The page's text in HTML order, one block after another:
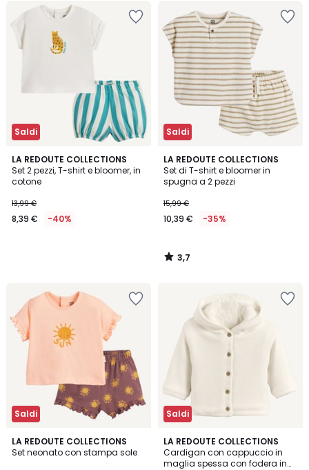
Saldi
LA REDOUTE COLLECTIONS
Set 2 pezzi, T-shirt e bloomer, in
cotone
13,99 €
8,39 € -40%
Saldi
LA REDOUTE COLLECTIONS
Set di T-shirt e bloomer in
spugna a 2 pezzi
15,99 €
10,39 € -35%
3,7
/ 5
3,7
/
Saldi
LA REDOUTE COLLECTIONS
Set neonato con stampa sole
Saldi
LA REDOUTE COLLECTIONS
Cardigan con cappuccio in
maglia spessa con fodera in
5
/
5
2
Colori